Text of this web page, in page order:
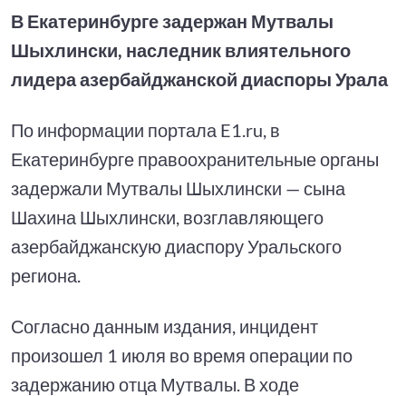
В Екатеринбурге задержан Мутвалы
Шыхлински, наследник влиятельного
лидера азербайджанской диаспоры Урала
По информации портала E1.ru, в
Екатеринбурге правоохранительные органы
задержали Мутвалы Шыхлински — сына
Шахина Шыхлински, возглавляющего
азербайджанскую диаспору Уральского
региона.
Согласно данным издания, инцидент
произошел 1 июля во время операции по
задержанию отца Мутвалы. В ходе